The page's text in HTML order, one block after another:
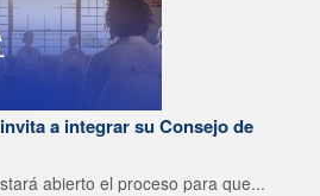
a integrar su Consejo de
abierto el proceso para que...